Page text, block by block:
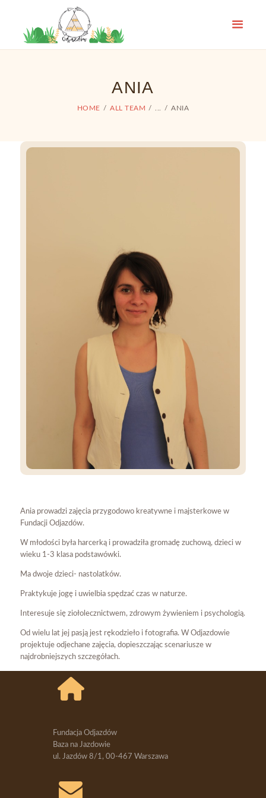
ANIA
HOME ALL TEAM ANIA
O NAS
W ROKU SZKOLNYM
FERIE NA JAZDOWIE
KONTAKT
Ania prowadzi zajęcia przygodowo kreatywne i majsterkowe w
Fundacji Odjazdów.
W młodości była harcerką i prowadziła gromadę zuchową, dzieci w
wieku 1-3 klasa podstawówki.
Ma dwoje dzieci- nastolatków.
Praktykuje jogę i uwielbia spędzać czas w naturze.
Interesuje się ziołolecznictwem, zdrowym żywieniem i psychologią.
Od wielu lat jej pasją jest rękodzieło i fotografia. W Odjazdowie
projektuje odjechane zajęcia, dopieszczając scenariusze w
najdrobniejszych szczegółach.
Fundacja Odjazdów
Baza na Jazdowie
ul. Jazdów 8/1, 00-467 Warszawa